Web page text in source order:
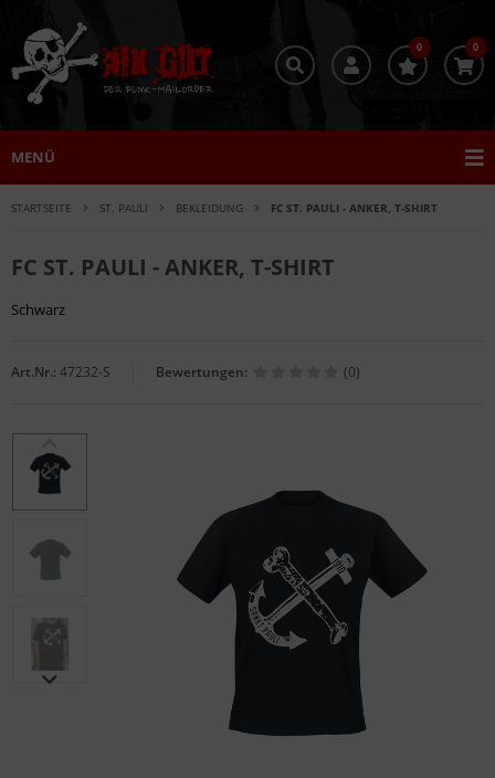
0 0
MENÜ
STARTSEITE ST. PAULI BEKLEIDUNG FC ST. PAULI - ANKER, T-SHIRT
FC ST. PAULI - ANKER, T-SHIRT
Schwarz
Art.Nr.: 47232-S Bewertungen: (0)